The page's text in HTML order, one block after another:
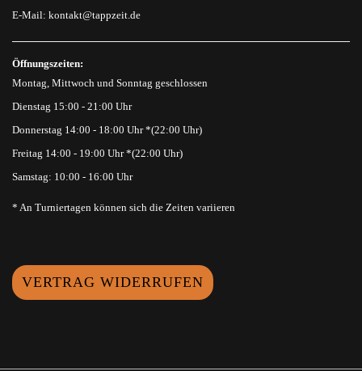
E-Mail: kontakt@tappzeit.de
Öffnungszeiten:
Montag, Mittwoch und Sonntag geschlossen
Dienstag 15:00 - 21:00 Uhr
Donnerstag 14:00 - 18:00 Uhr *(22:00 Uhr)
Freitag 14:00 - 19:00 Uhr *(22:00 Uhr)
Samstag: 10:00 - 16:00 Uhr
* An Turniertagen können sich die Zeiten variieren
VERTRAG WIDERRUFEN